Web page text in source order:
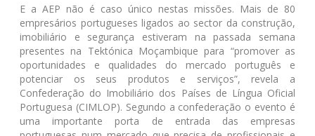
E a AEP não é caso único nestas missões. Mais de 80
empresários portugueses ligados ao sector da construção,
imobiliário e segurança estiveram na passada semana
presentes na Tektónica Moçambique para “promover as
oportunidades e qualidades do mercado português e
potenciar os seus produtos e serviços”, revela a
Confederação do Imobiliário dos Países de Língua Oficial
Portuguesa (CIMLOP). Segundo a confederação o evento é
uma importante porta de entrada das empresas